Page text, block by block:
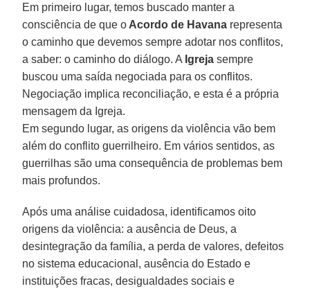
Em primeiro lugar, temos buscado manter a
consciência de que o Acordo de Havana representa
o caminho que devemos sempre adotar nos conflitos,
a saber: o caminho do diálogo. A Igreja sempre
buscou uma saída negociada para os conflitos.
Negociação implica reconciliação, e esta é a própria
mensagem da Igreja.
Em segundo lugar, as origens da violência vão bem
além do conflito guerrilheiro. Em vários sentidos, as
guerrilhas são uma consequência de problemas bem
mais profundos.
Após uma análise cuidadosa, identificamos oito
origens da violência: a ausência de Deus, a
desintegração da família, a perda de valores, defeitos
no sistema educacional, ausência do Estado e
instituições fracas, desigualdades sociais e